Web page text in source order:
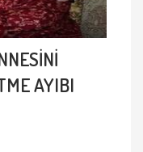
AYIBI